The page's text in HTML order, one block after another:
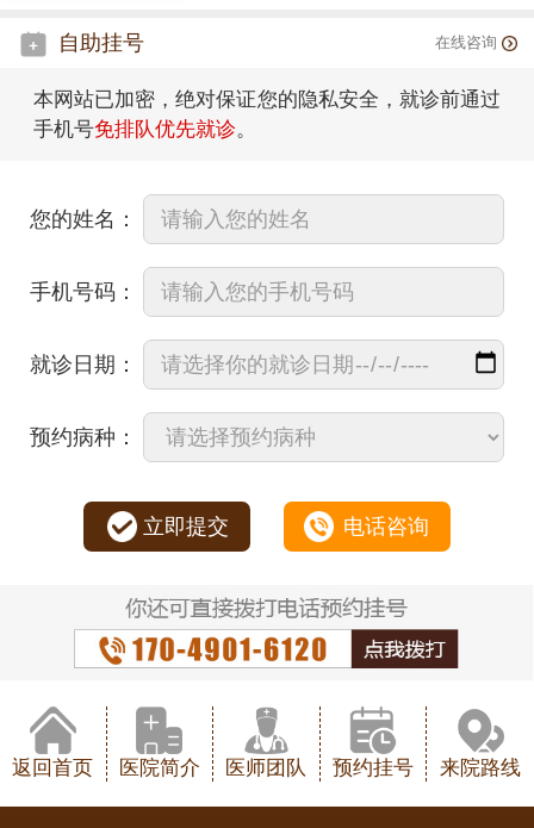
自助挂号 在线咨询
本网站已加密，绝对保证您的隐私安全，就诊前通过
手机号免排队优先就诊。
您的姓名：
手机号码：
就诊日期：
预约病种：
立即提交 电话咨询
返回首页 医院简介 医师团队 预约挂号 来院路线